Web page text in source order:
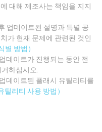
대해 제조사는 책임을 지지
업데이트된 설명과 특별 공
가 현재 문제에 관련된 것인
별 방법）
데이트가 진행되는 동안 전
하십시오.
데이트된 플래시 유틸리티를
틸리티 사용 방법）